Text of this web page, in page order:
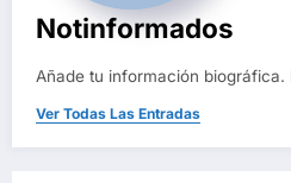
Notinformados
Añade tu información biográfica.
Ver Todas Las Entradas